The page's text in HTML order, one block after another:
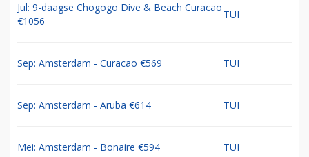
Jul: 9-daagse Chogogo Dive & Beach Curacao
€1056
TUI
Sep: Amsterdam - Curacao €569 TUI
Sep: Amsterdam - Aruba €614 TUI
Mei: Amsterdam - Bonaire €594 TUI